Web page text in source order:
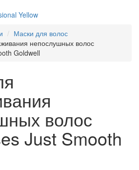
Yellow
Маски для волос
непослушных волос
Goldwell
волос
Just Smooth